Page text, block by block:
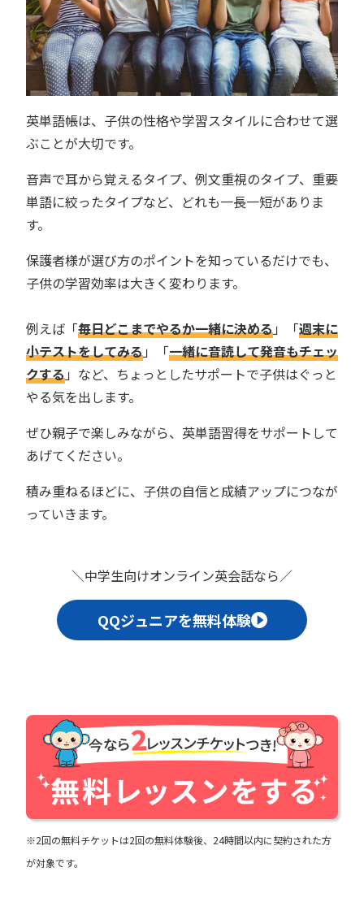
英単語帳は、子供の性格や学習スタイルに合わせて選
ぶことが大切です。
音声で耳から覚えるタイプ、例文重視のタイプ、重要
単語に絞ったタイプなど、どれも一長一短がありま
す。
保護者様が選び方のポイントを知っているだけでも、
子供の学習効率は大きく変わります。
例えば「毎日どこまでやるか一緒に決める」「週末に
小テストをしてみる」「一緒に音読して発音もチェッ
クする」など、ちょっとしたサポートで子供はぐっと
やる気を出します。
ぜひ親子で楽しみながら、英単語習得をサポートして
あげてください。
積み重ねるほどに、子供の自信と成績アップにつなが
っていきます。
＼中学生向けオンライン英会話なら／
QQジュニアを無料体験
※2回の無料チケットは2回の無料体験後、24時間以内に契約された方
が対象です。